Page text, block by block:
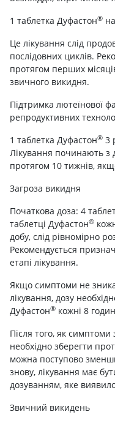
1 таблетка Дуфастон®
Це лікування слід
послідовних циклів.
протягом перших
звичного викидня.
Підтримка лютеїнової
репродуктивних
1 таблетка Дуфастон® 3
Лікування починають з
протягом 10 тижнів,
Загроза викидня
Початкова доза: 4
таблетці Дуфастон®
добу, слід рівномірно
Рекомендується
етапі лікування.
Якщо симптоми не
лікування, дозу
Дуфастон® кожні 8
Після того, як
необхідно зберегти
можна поступово
знову, лікування має
дозуванням, яке
Звичний викидень